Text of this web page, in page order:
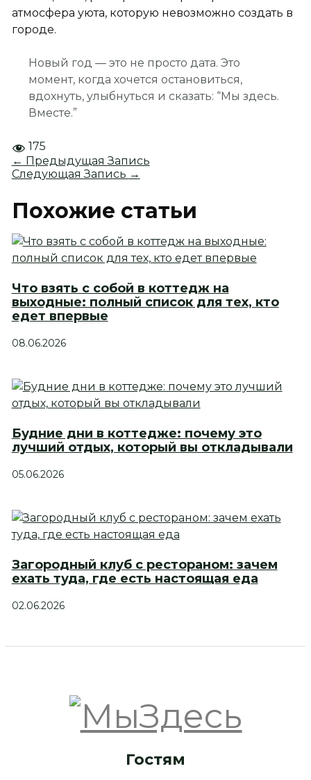
атмосфера уюта, которую невозможно создать в
городе.
Новый год — это не просто дата. Это
момент, когда хочется остановиться,
вдохнуть, улыбнуться и сказать: “Мы здесь.
Вместе.”
175
← Предыдущая Запись
Следующая Запись →
Похожие статьи
Что взять с собой в коттедж на
выходные: полный список для тех, кто
едет впервые
08.06.2026
Будние дни в коттедже: почему это
лучший отдых, который вы откладывали
05.06.2026
Загородный клуб с рестораном: зачем
ехать туда, где есть настоящая еда
02.06.2026
Гостям